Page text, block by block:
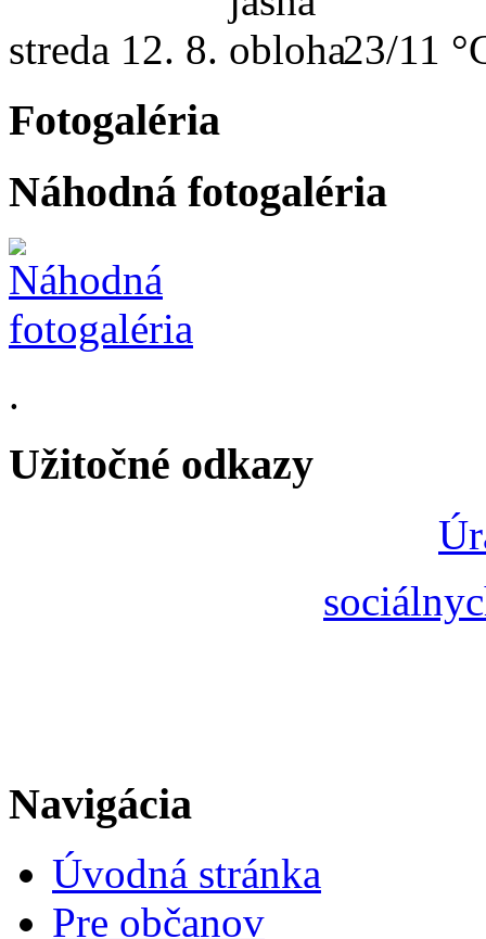
streda 12. 8. 23/11
Fotogaléria
Náhodná fotogaléria
.
Užitočné odkazy
Navigácia
Úvodná stránka
Pre občanov